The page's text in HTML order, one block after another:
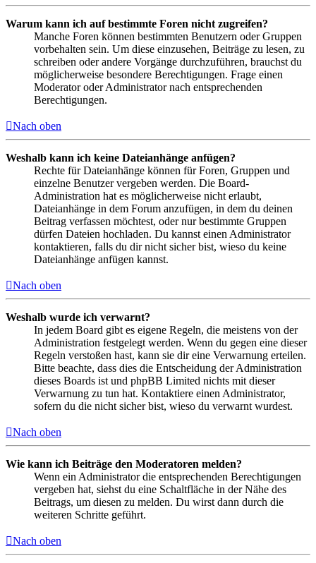
Warum kann ich auf bestimmte Foren nicht zugreifen?
Manche Foren können bestimmten Benutzern oder Gruppen
vorbehalten sein. Um diese einzusehen, Beiträge zu lesen, zu
schreiben oder andere Vorgänge durchzuführen, brauchst du
möglicherweise besondere Berechtigungen. Frage einen
Moderator oder Administrator nach entsprechenden
Berechtigungen.
Nach oben
Weshalb kann ich keine Dateianhänge anfügen?
Rechte für Dateianhänge können für Foren, Gruppen und
einzelne Benutzer vergeben werden. Die Board-
Administration hat es möglicherweise nicht erlaubt,
Dateianhänge in dem Forum anzufügen, in dem du deinen
Beitrag verfassen möchtest, oder nur bestimmte Gruppen
dürfen Dateien hochladen. Du kannst einen Administrator
kontaktieren, falls du dir nicht sicher bist, wieso du keine
Dateianhänge anfügen kannst.
Nach oben
Weshalb wurde ich verwarnt?
In jedem Board gibt es eigene Regeln, die meistens von der
Administration festgelegt werden. Wenn du gegen eine dieser
Regeln verstoßen hast, kann sie dir eine Verwarnung erteilen.
Bitte beachte, dass dies die Entscheidung der Administration
dieses Boards ist und phpBB Limited nichts mit dieser
Verwarnung zu tun hat. Kontaktiere einen Administrator,
sofern du die nicht sicher bist, wieso du verwarnt wurdest.
Nach oben
Wie kann ich Beiträge den Moderatoren melden?
Wenn ein Administrator die entsprechenden Berechtigungen
vergeben hat, siehst du eine Schaltfläche in der Nähe des
Beitrags, um diesen zu melden. Du wirst dann durch die
weiteren Schritte geführt.
Nach oben